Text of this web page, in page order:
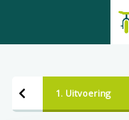
1. Uitvoering